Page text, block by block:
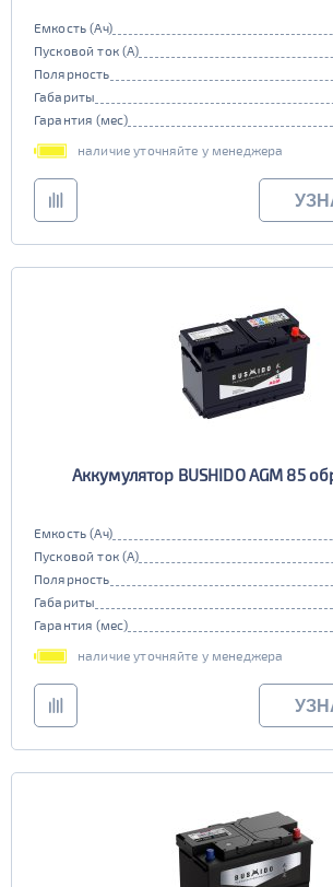
Емкость (Ач)
Пусковой ток (А)
Полярность
Габариты
Гарантия (мес)
наличие уточняйте у менеджера
Аккумулятор BUSHIDO AGM 85
Емкость (Ач)
Пусковой ток (А)
Полярность
Габариты
Гарантия (мес)
наличие уточняйте у менеджера